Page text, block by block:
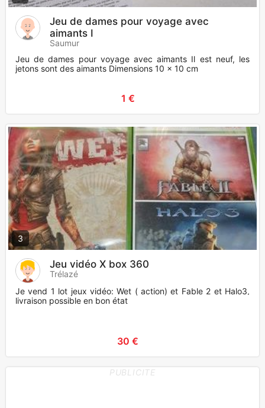
Jeu de dames pour voyage avec
aimants I
Saumur
Jeu de dames pour voyage avec aimants Il est neuf, les
jetons sont des aimants Dimensions 10 x 10 cm
1 €
3
Jeu vidéo X box 360
Trélazé
Je vend 1 lot jeux vidéo: Wet ( action) et Fable 2 et Halo3,
livraison possible en bon état
30 €
PUBLICITE